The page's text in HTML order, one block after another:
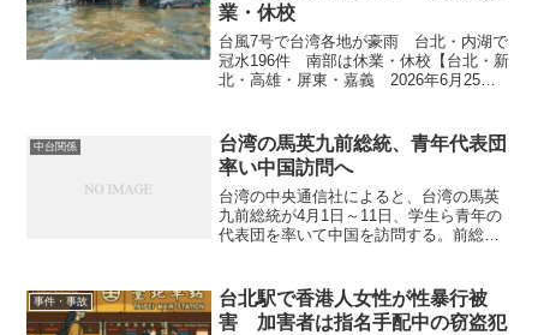
業・休校
台風7号で台湾各地が豪雨 台北・内湖で
冠水196件 南部は休業・休校【台北・新
北・高雄・屏東・嘉義 2026年6月25
より、台湾各地は2026年6月25日から26
日...
中台関係
台湾の馬英九前総統、青年代表団
率い中国訪問へ
台湾の中央通信社によると、台湾の馬英
九前総統が4月1日～11日、学生ら青年の
代表団を率いて中国を訪問する。前総統
の歴史的な旧跡や企業、大学を訪れて交
流を行う。（写真は東...
事件・事故
台北駅で香港人女性が性暴行被
害 加害者は指名手配中の窃盗犯